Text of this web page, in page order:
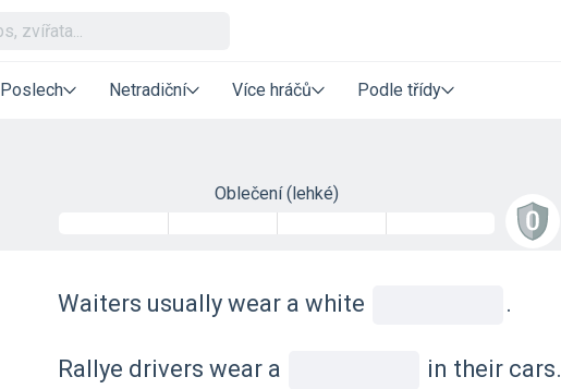
Poslech Netradiční Více hráčů Podle třídy
Oblečení (lehké)
Waiters usually wear a white .
Rallye drivers wear a in their cars.